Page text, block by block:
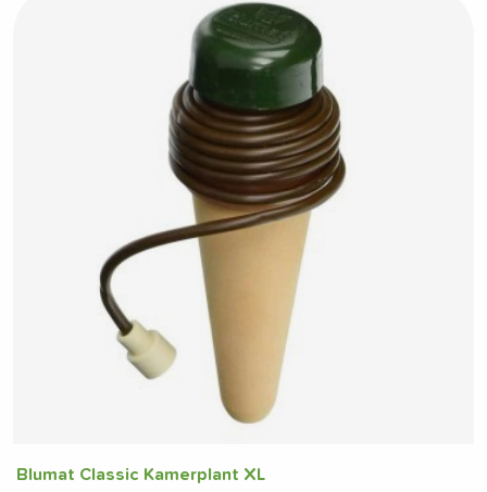
Blumat Classic Kamerplant XL